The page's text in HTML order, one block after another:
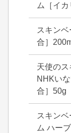
ム［イ
スキン
合］
天使の
NHKい
合］50g
スキン
ム ハー